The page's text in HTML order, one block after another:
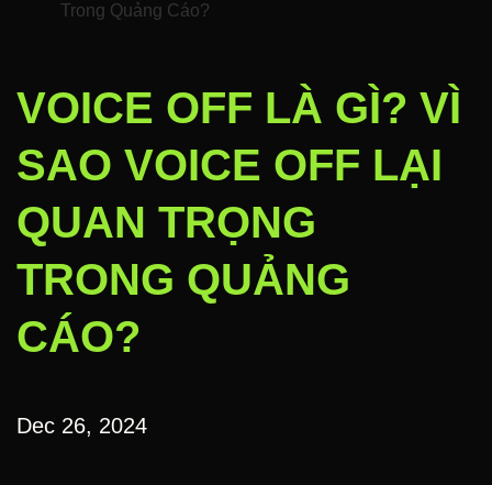
Trong Quảng Cáo?
VOICE OFF LÀ GÌ? VÌ
SAO VOICE OFF LẠI
QUAN TRỌNG
TRONG QUẢNG
CÁO?
Dec 26, 2024